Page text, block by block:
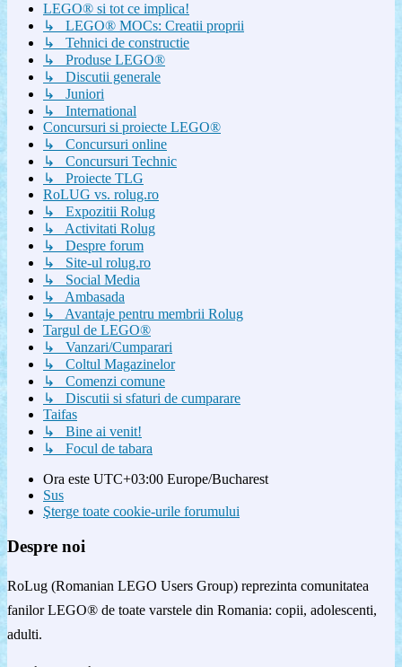
LEGO® si tot ce implica!
↳ LEGO® MOCs: Creatii proprii
↳ Tehnici de constructie
↳ Produse LEGO®
↳ Discutii generale
↳ Juniori
↳ International
Concursuri si proiecte LEGO®
↳ Concursuri online
↳ Concursuri Technic
↳ Proiecte TLG
RoLUG vs. rolug.ro
↳ Expozitii Rolug
↳ Activitati Rolug
↳ Despre forum
↳ Site-ul rolug.ro
↳ Social Media
↳ Ambasada
↳ Avantaje pentru membrii Rolug
Targul de LEGO®
↳ Vanzari/Cumparari
↳ Coltul Magazinelor
↳ Comenzi comune
↳ Discutii si sfaturi de cumparare
Taifas
↳ Bine ai venit!
↳ Focul de tabara
Ora este UTC+03:00 Europe/Bucharest
Sus
Şterge toate cookie-urile forumului
Despre noi
RoLug (Romanian LEGO Users Group) reprezinta comunitatea
fanilor LEGO® de toate varstele din Romania: copii, adolescenti,
adulti.